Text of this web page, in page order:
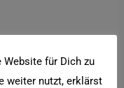
Website für Dich zu
weiter nutzt, erklärst